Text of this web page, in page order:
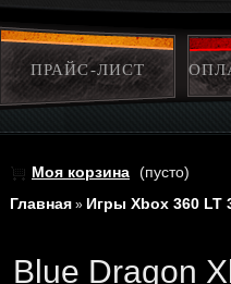
ПРАЙС-ЛИСТ
Моя корзина (пусто)
Главная » Игры Xbox 360 LT
Blue Dragon